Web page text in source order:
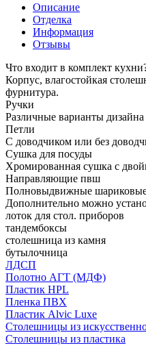
Описание
Отделка
Информация
Отзывы
Что входит в комплект
Корпус, влагостойкая
фурнитура.
Ручки
Различные варианты
Петли
С доводчиком или без
Сушка для посуды
Хромированная сушка с
Направляющие пвш
Полновыдвижные
Дополнительно можно
лоток для стол. приборов
тандембоксы
столешница из камня
бутылочница
ЛДСП
Полотно АГТ (МДФ)
Пластик HPL
Пленка ПВХ
Пластик Alvic Luxe
Столешницы из
Столешницы из пластика